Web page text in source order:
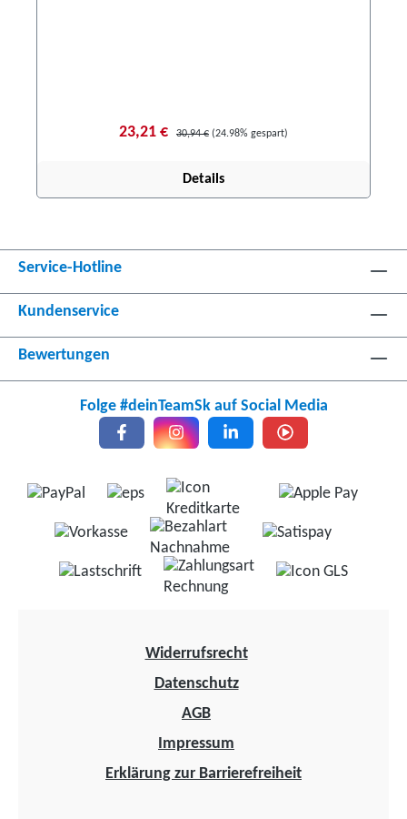
23,21 € 30,94 € (24.98% gespart)
Details
Service-Hotline
Kundenservice
Bewertungen
Folge #deinTeamSk auf Social Media
Widerrufsrecht
Datenschutz
AGB
Impressum
Erklärung zur Barrierefreiheit